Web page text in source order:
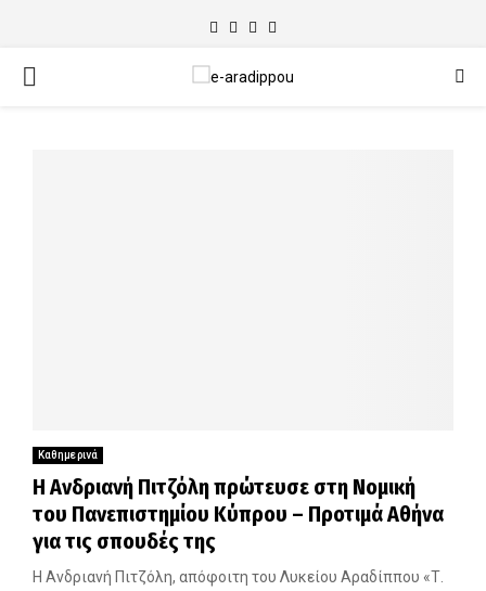
Facebook
TwitterInstagram
PRIMARY
Καθημερινά
Η Ανδριανή Πιτζόλη πρώτευσε στη Νομική
του Πανεπιστημίου Κύπρου – Προτιμά Αθήνα
για τις σπουδές της
Η Ανδριανή Πιτζόλη, απόφοιτη του Λυκείου Αραδίππου «Τ.